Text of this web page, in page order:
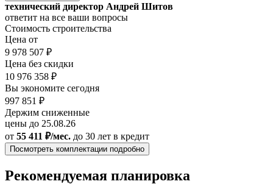
технический директор Андрей Шитов
ответит на все ваши вопросы
Стоимость строительства
Цена от
9 978 507 ₽
Цена без скидки
10 976 358 ₽
Вы экономите сегодня
997 851 ₽
Держим сниженные
цены до 25.08.26
от 55 411 ₽/мес. до 30 лет в кредит
Посмотреть комплектации подробно
Рекомендуемая планировка